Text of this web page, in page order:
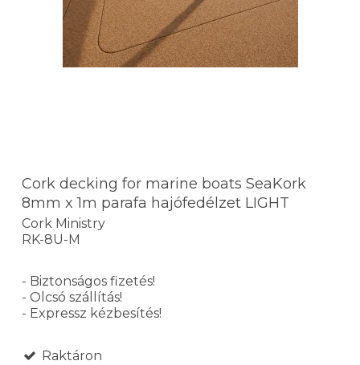
Cork decking for marine boats SeaKork
8mm x 1m parafa hajófedélzet LIGHT
Cork Ministry
RK-8U-M
- Biztonságos fizetés!
- Olcsó szállítás!
- Expressz kézbesítés!
Raktáron